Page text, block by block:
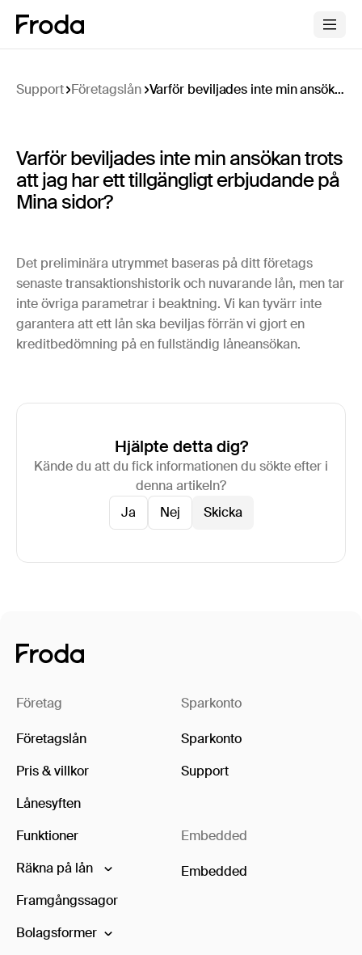
Support Företagslån Varför beviljades inte min ansökan trots att jag har ett tillgängligt erbjudande på Mina sidor?
Varför beviljades inte min ansökan trots
att jag har ett tillgängligt erbjudande på
Mina sidor?
Det preliminära utrymmet baseras på ditt företags
senaste transaktionshistorik och nuvarande lån, men tar
inte övriga parametrar i beaktning. Vi kan tyvärr inte
garantera att ett lån ska beviljas förrän vi gjort en
kreditbedömning på en fullständig låneansökan.
Hjälpte detta dig?
Kände du att du fick informationen du sökte efter i
denna artikeln?
Ja
Nej
Företag
Företagslån
Pris & villkor
Lånesyften
Funktioner
Räkna på lån
Framgångssagor
Bolagsformer
Sparkonto
Sparkonto
Support
Embedded
Embedded